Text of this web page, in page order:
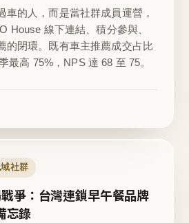
車的人，而是當社群成員運營，
House 線下連結、積分參與、
的閉環。既有車主推薦成交占比
最高 75%，NPS 達 68 至 75。
社群
爭：台灣連鎖早午餐品牌
忘錄